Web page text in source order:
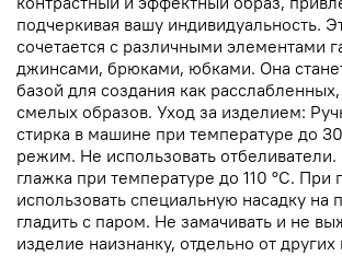
подчеркивая вашу индивидуальность.
сочетается с различными элементами
джинсами, брюками, юбками. Она
базой для создания как
смелых образов. Уход за изделием:
стирка в машине при температуре до
режим. Не использовать
глажка при температуре до 110 °C. При
использовать специальную насадку на
гладить с паром. Не замачивать и не
изделие наизнанку, отдельно от